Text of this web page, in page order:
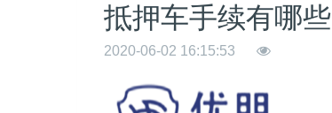
抵押车手续有哪些
2020-06-02 16:15:53